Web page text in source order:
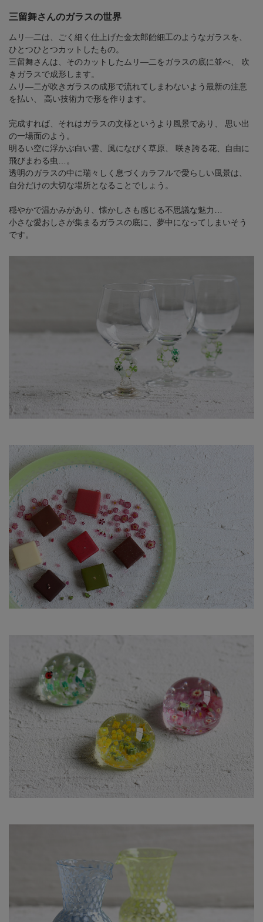
三留舞さんのガラスの世界
ムリ―二は、ごく細く仕上げた金太郎飴細工のようなガラスを、
ひとつひとつカットしたもの。
三留舞さんは、そのカットしたムリ―二をガラスの底に並べ、
吹
きガラスで成形します。
ムリ―二が吹きガラスの成形で流れてしまわないよう最新の注意
を払い、
高い技術力で形を作ります。
完成すれば、それはガラスの文様というより風景であり、
思い出
の一場面のよう。
明るい空に浮かぶ白い雲、風になびく草原、
咲き誇る花、自由に
飛びまわる虫…。
透明のガラスの中に瑞々しく息づくカラフルで愛らしい風景は、
自分だけの大切な場所となることでしょう。
穏やかで温かみがあり、懐かしさも感じる不思議な魅力…
小さな愛おしさが集まるガラスの底に、夢中になってしまいそう
です。